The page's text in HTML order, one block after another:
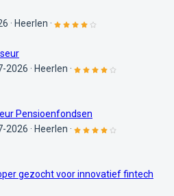
· Heerlen ·
2026 · Heerlen ·
Pensioenfondsen
2026 · Heerlen ·
gezocht voor innovatief fintech